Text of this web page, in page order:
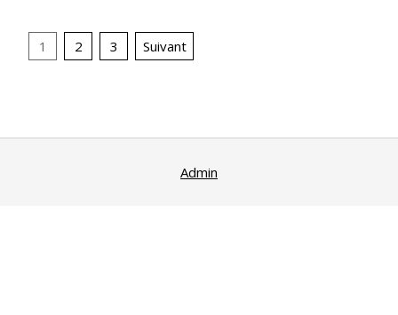
Pagination
1 2 3 Suivant
Admin